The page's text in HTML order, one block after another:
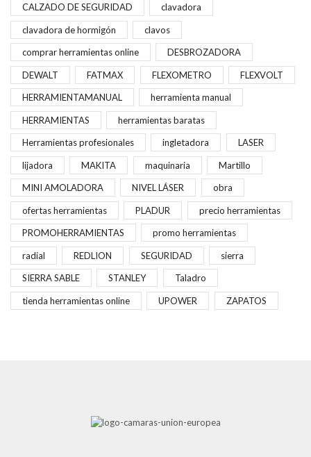
CALZADO DE SEGURIDAD clavadora
clavadora de hormigón clavos
comprar herramientas online DESBROZADORA
DEWALT FATMAX FLEXOMETRO FLEXVOLT
HERRAMIENTAMANUAL herramienta manual
HERRAMIENTAS herramientas baratas
Herramientas profesionales ingletadora LASER
lijadora MAKITA maquinaria Martillo
MINI AMOLADORA NIVEL LÁSER obra
ofertas herramientas PLADUR precio herramientas
PROMOHERRAMIENTAS promo herramientas
radial REDLION SEGURIDAD sierra
SIERRA SABLE STANLEY Taladro
tienda herramientas online UPOWER ZAPATOS